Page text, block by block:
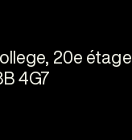
20e étage
4G7